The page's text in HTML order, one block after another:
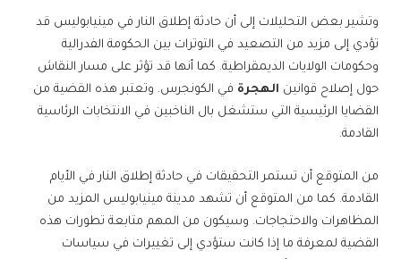
وتشير بعض التحليلات إلى أن حادثة إطلاق النار في مينيابوليس قد
تؤدي إلى مزيد من التصعيد في التوترات بين الحكومة الفدرالية
وحكومات الولايات الديمقراطية. كما أنها قد تؤثر على مسار النقاش
حول إصلاح قوانين الهجرة في الكونجرس. وتعتبر هذه القضية من
القضايا الرئيسية التي ستشغل بال الناخبين في الانتخابات الرئاسية
القادمة.
من المتوقع أن تستمر التحقيقات في حادثة إطلاق النار في الأيام
القادمة. كما من المتوقع أن تشهد مدينة مينيابوليس المزيد من
المظاهرات والاحتجاجات. وسيكون من المهم متابعة تطورات هذه
القضية لمعرفة ما إذا كانت ستؤدي إلى تغييرات في سياسات